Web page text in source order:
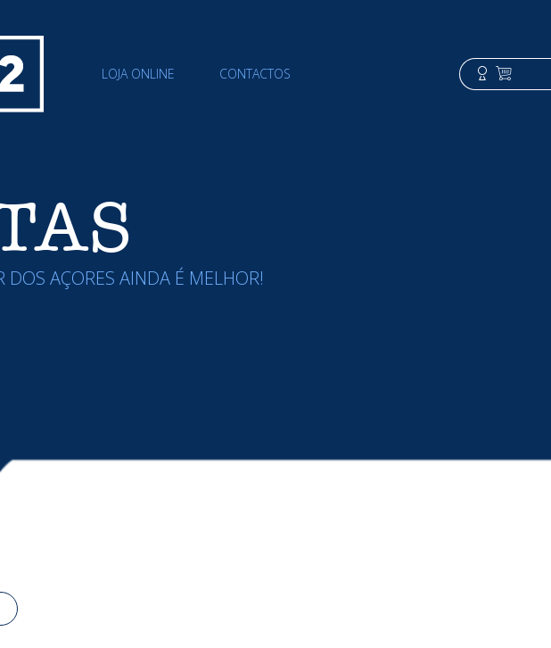
LOJA ONLINE CONTACTOS
AÇORES AINDA É MELHOR!